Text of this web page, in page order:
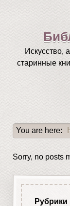
Искусство,
старинные
You are here:
Sorry, no posts
Рубрики